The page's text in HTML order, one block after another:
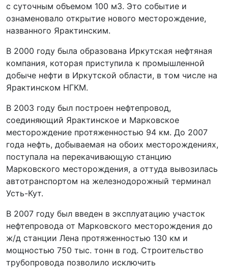
с суточным объемом 100 м3. Это событие и
ознаменовало открытие нового месторождение,
названного Ярактинским.
В 2000 году была образована Иркутская нефтяная
компания, которая приступила к промышленной
добыче нефти в Иркутской области, в том числе на
Ярактинском НГКМ.
В 2003 году был построен нефтепровод,
соединяющий Ярактинское и Марковское
месторождение протяженностью 94 км. До 2007
года нефть, добываемая на обоих месторождениях,
поступала на перекачивающую станцию
Марковского месторождения, а оттуда вывозилась
автотранспортом на железнодорожный терминал
Усть-Кут.
В 2007 году был введен в эксплуатацию участок
нефтепровода от Марковского месторождения до
ж/д станции Лена протяженностью 130 км и
мощностью 750 тыс. тонн в год. Строительство
трубопровода позволило исключить